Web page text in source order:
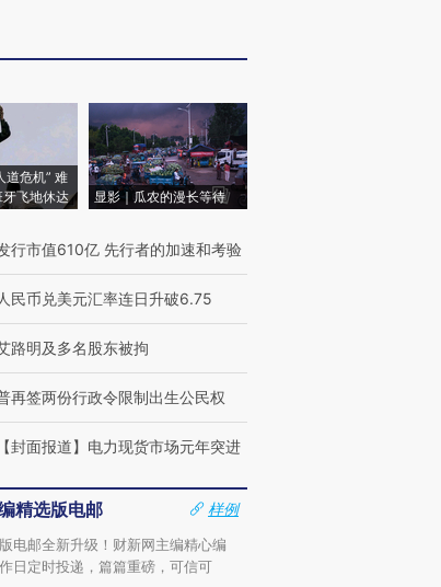
道危机” 难
飞地休达
显影｜瓜农的漫长等待
行市值610亿 先行者的加速和考验
民币兑美元汇率连日升破6.75
路明及多名股东被拘
再签两份行政令限制出生公民权
【封面报道】电力现货市场元年突进
精选版电邮
样例
电邮全新升级！财新网主编精心编
日定时投递，篇篇重磅，可信可